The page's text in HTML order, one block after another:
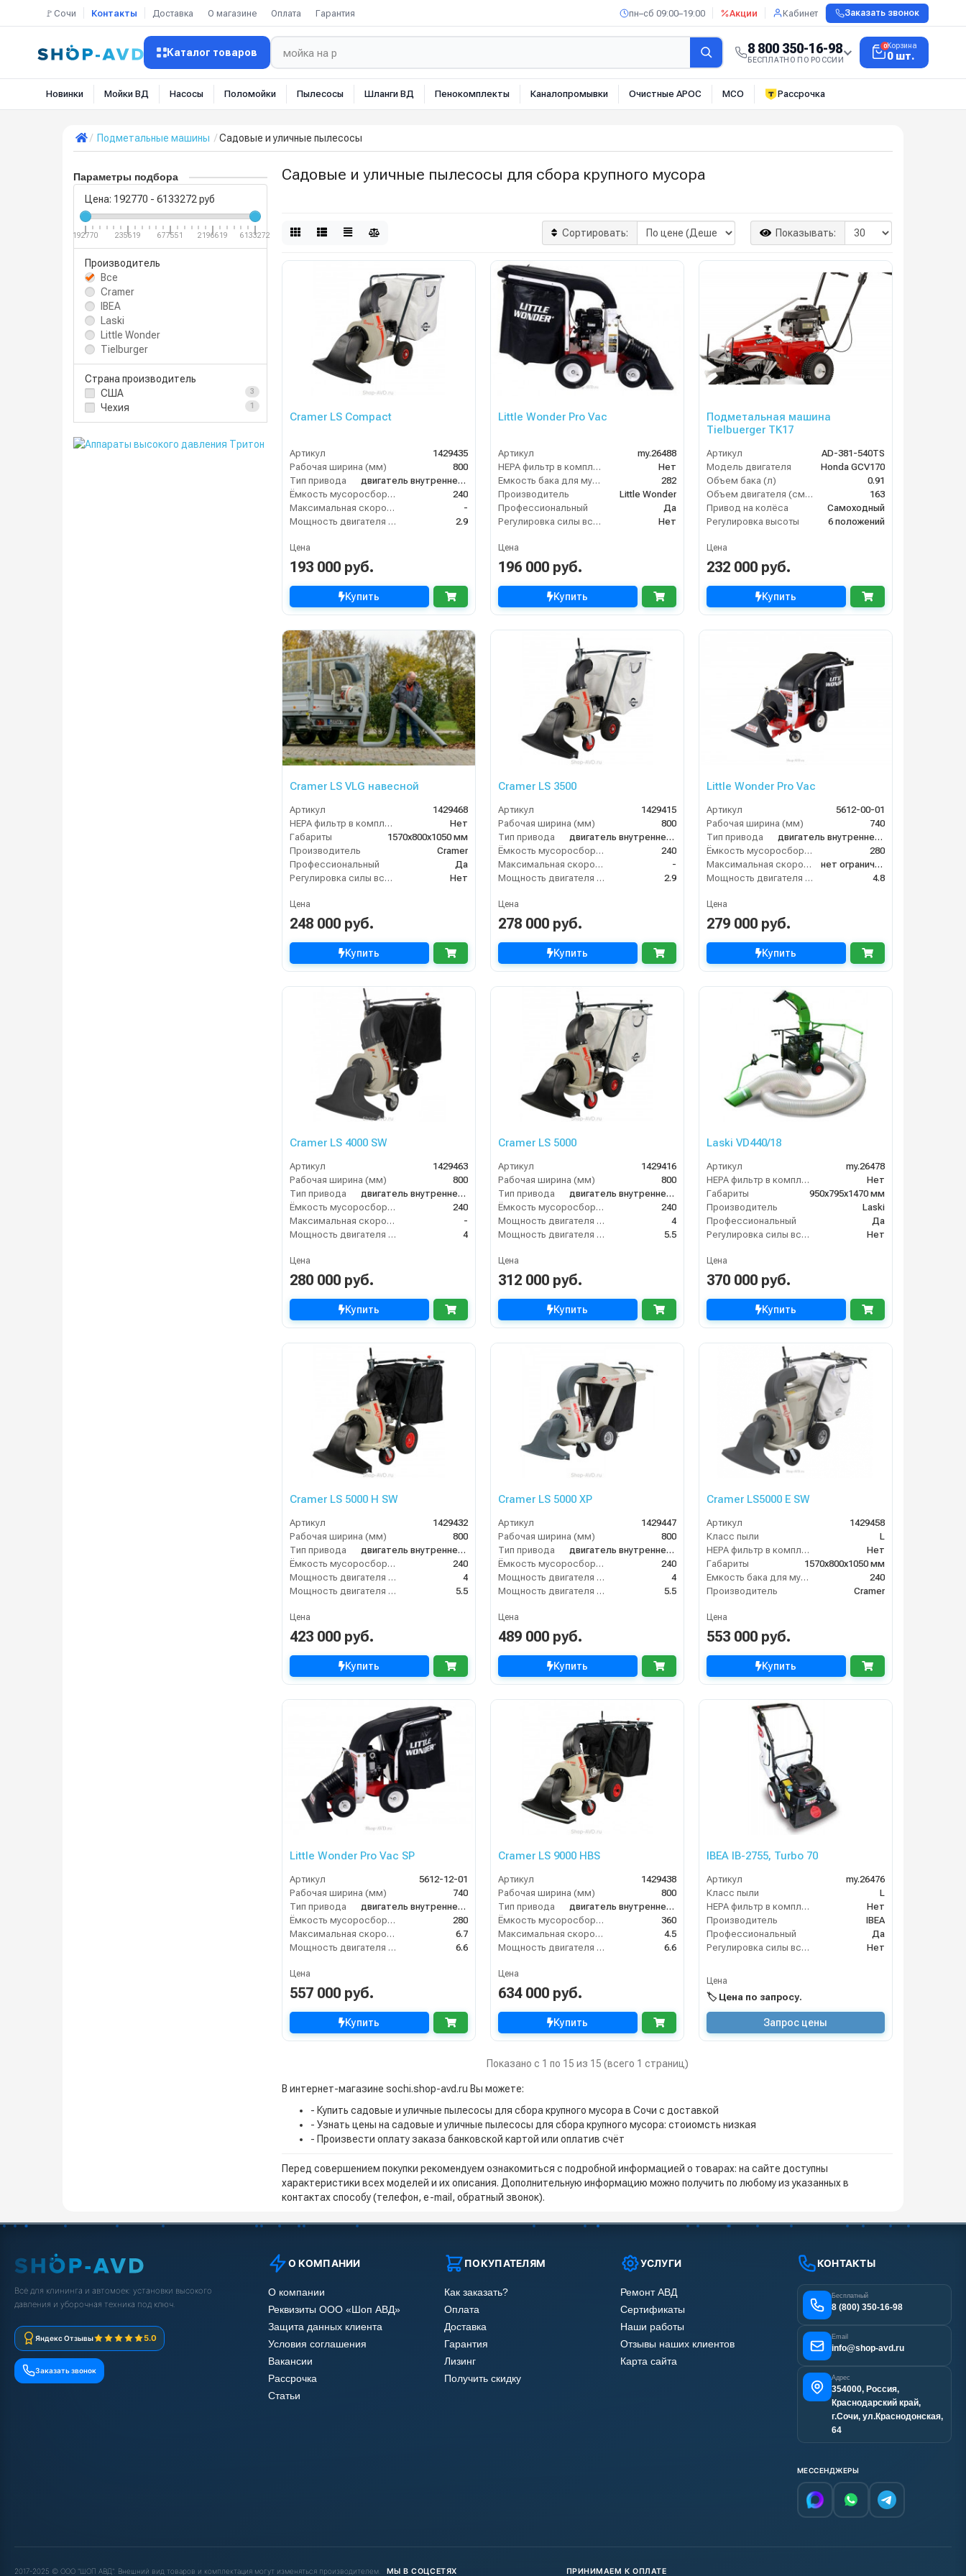
🚩Сочи Контакты Доставка О магазине Оплата Гарантия пн–сб 09:00–19:00 Акции Кабинет Заказать звонок
Каталог товаров 8 800 350-16-98
БЕСПЛАТНО ПО РОССИИ
0Корзина
0 шт.
Новинки Мойки ВД Насосы Поломойки Пылесосы Шланги ВД Пенокомплекты Каналопромывки Очистные АРОС МСО Рассрочка
Подметальные машины Садовые и уличные пылесосы
Параметры подбора
Цена: 192770 - 6133272 руб
192770 235619 677551 2196619 6133272
Производитель
Все
Cramer
IBEA
Laski
Little Wonder
Tielburger
Страна производитель
США
3
Чехия 1
Садовые и уличные пылесосы для сбора крупного мусора
Сортировать: Показывать:
Cramer LS Compact
Артикул
1429435
Рабочая ширина (мм)
800
Тип привода
двигатель внутреннего сгорания
Ёмкость мусоросборника (л)
240
Максимальная скорость движения (км/ч)
-
Мощность двигателя (кВт)
2.9
Цена
193 000 руб.
Купить
Little Wonder Pro Vac
Артикул
my.26488
HEPA фильтр в комплекте
Нет
Емкость бака для мусора (л)
282
Производитель
Little Wonder
Профессиональный
Да
Регулировка силы всасывания
Нет
Цена
196 000 руб.
Купить
Подметальная машина
Tielbuerger TK17
Артикул
AD-381-540TS
Модель двигателя
Honda GCV170
Объем бака (л)
0.91
Объем двигателя (см3)
163
Привод на колёса
Самоходный
Регулировка высоты
6 положений
Цена
232 000 руб.
Купить
Cramer LS VLG навесной
Артикул
1429468
HEPA фильтр в комплекте
Нет
Габариты
1570х800х1050 мм
Производитель
Cramer
Профессиональный
Да
Регулировка силы всасывания
Нет
Цена
248 000 руб.
Купить
Cramer LS 3500
Артикул
1429415
Рабочая ширина (мм)
800
Тип привода
двигатель внутреннего сгорания
Ёмкость мусоросборника (л)
240
Максимальная скорость движения (км/ч)
-
Мощность двигателя (кВт)
2.9
Цена
278 000 руб.
Купить
Little Wonder Pro Vac
Артикул
5612-00-01
Рабочая ширина (мм)
740
Тип привода
двигатель внутреннего сгорания
Ёмкость мусоросборника (л)
280
Максимальная скорость движения (км/ч)
нет ограничений
Мощность двигателя (кВт)
4.8
Цена
279 000 руб.
Купить
Cramer LS 4000 SW
Артикул
1429463
Рабочая ширина (мм)
800
Тип привода
двигатель внутреннего сгорания
Ёмкость мусоросборника (л)
240
Максимальная скорость движения (км/ч)
-
Мощность двигателя (кВт)
4
Цена
280 000 руб.
Купить
Cramer LS 5000
Артикул
1429416
Рабочая ширина (мм)
800
Тип привода
двигатель внутреннего сгорания
Ёмкость мусоросборника (л)
240
Мощность двигателя (кВт)
4
Мощность двигателя (лс)
5.5
Цена
312 000 руб.
Купить
Laski VD440/18
Артикул
my.26478
HEPA фильтр в комплекте
Нет
Габариты
950х795х1470 мм
Производитель
Laski
Профессиональный
Да
Регулировка силы всасывания
Нет
Цена
370 000 руб.
Купить
Cramer LS 5000 H SW
Артикул
1429432
Рабочая ширина (мм)
800
Тип привода
двигатель внутреннего сгорания
Ёмкость мусоросборника (л)
240
Мощность двигателя (кВт)
4
Мощность двигателя (лс)
5.5
Цена
423 000 руб.
Купить
Cramer LS 5000 XP
Артикул
1429447
Рабочая ширина (мм)
800
Тип привода
двигатель внутреннего сгорания
Ёмкость мусоросборника (л)
240
Мощность двигателя (кВт)
4
Мощность двигателя (лс)
5.5
Цена
489 000 руб.
Купить
Cramer LS5000 E SW
Артикул
1429458
Класс пыли
L
HEPA фильтр в комплекте
Нет
Габариты
1570х800х1050 мм
Емкость бака для мусора (л)
240
Производитель
Cramer
Цена
553 000 руб.
Купить
Little Wonder Pro Vac SP
Артикул
5612-12-01
Рабочая ширина (мм)
740
Тип привода
двигатель внутреннего сгорания
Ёмкость мусоросборника (л)
280
Максимальная скорость движения (км/ч)
6.7
Мощность двигателя (кВт)
6.6
Цена
557 000 руб.
Купить
Cramer LS 9000 HBS
Артикул
1429438
Рабочая ширина (мм)
800
Тип привода
двигатель внутреннего сгорания
Ёмкость мусоросборника (л)
360
Максимальная скорость движения (км/ч)
4.5
Мощность двигателя (кВт)
6.6
Цена
634 000 руб.
Купить
IBEA IB-2755, Turbo 70
Артикул
my.26476
Класс пыли
L
HEPA фильтр в комплекте
Нет
Производитель
IBEA
Профессиональный
Да
Регулировка силы всасывания
Нет
Цена
🏷️ Цена по запросу.
Запрос цены
Показано с 1 по 15 из 15 (всего 1 страниц)
В интернет-магазине sochi.shop-avd.ru Вы можете:
- Купить садовые и уличные пылесосы для сбора крупного мусора в Сочи с доставкой
- Узнать цены на садовые и уличные пылесосы для сбора крупного мусора: стоиомсть низкая
- Произвести оплату заказа банковской картой или оплатив счёт
Перед совершением покупки рекомендуем ознакомиться с подробной информацией о товарах: на сайте доступны
характеристики всех моделей и их описания. Дополнительную информацию можно получить по любому из указанных в
контактах способу (телефон, e-mail, обратный звонок).
Всё для клининга и автомоек: установки высокого
давления и уборочная техника под ключ.
Яндекс Отзывы 5.0
Заказать звонок
О КОМПАНИИ
О компании
Реквизиты ООО «Шоп АВД»
Защита данных клиента
Условия соглашения
Вакансии
Рассрочка
Статьи
ПОКУПАТЕЛЯМ
Как заказать?
Оплата
Доставка
Гарантия
Лизинг
Получить скидку
УСЛУГИ
Ремонт АВД
Сертификаты
Наши работы
Отзывы наших клиентов
Карта сайта
КОНТАКТЫ
Бесплатный
8 (800) 350-16-98
Email
info@shop-avd.ru
Адрес
354000, Россия,
Краснодарский край,
г.Сочи, ул.Краснодонская,
64
МЕССЕНДЖЕРЫ
2017-2025 © ООО "ШОП АВД". Внешний вид товаров и комплектация могут изменяться производителем. МЫ В СОЦСЕТЯХ ПРИНИМАЕМ К ОПЛАТЕ